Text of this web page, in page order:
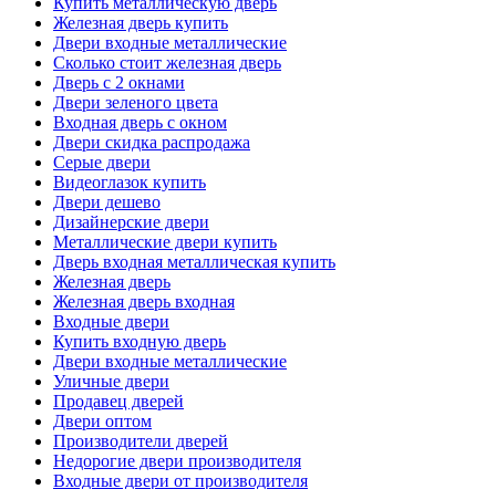
Железная дверь купить
Двери входные металлические
Сколько стоит железная дверь
Дверь с 2 окнами
Двери зеленого цвета
Входная дверь с окном
Двери скидка распродажа
Серые двери
Видеоглазок купить
Двери дешево
Дизайнерские двери
Металлические двери купить
Дверь входная металлическая купить
Железная дверь
Железная дверь входная
Входные двери
Купить входную дверь
Двери входные металлические
Уличные двери
Продавец дверей
Двери оптом
Производители дверей
Недорогие двери производителя
Входные двери от производителя